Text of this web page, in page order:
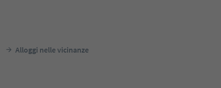
Alloggi nelle vicinanze